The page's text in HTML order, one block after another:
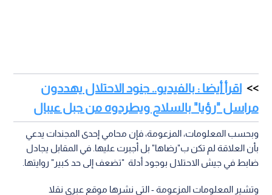
اقرأ أيضا : بالفيديو.. جنود الاحتلال يهددون
مراسل "رؤيا" بالسلاح ويطردوه من جبل عيبال
وبحسب المعلومات، المزعومة، فإن محامي إحدى المجندات يدعي
بأن العلاقة لم تكن ب"رضاها" بل أجبرت عليها. في المقابل يجادل
ضابط في جيش الاحتلال بوجود أدلة "تضعف إلى حد كبير" روايتها.
وتشير المعلومات المزعومة - التي نشرها موقع عبري نقلا